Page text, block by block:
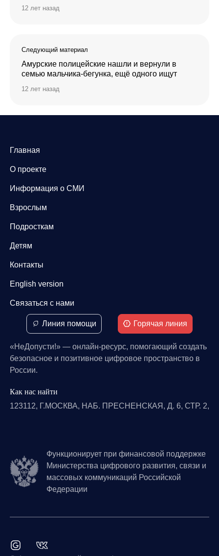
12 лет назад
Следующий материал
Амурские полицейские нашли и вернули в
семью мальчика-бегунка, ещё одного ищут
12 лет назад
Главная
О проекте
Информация о СМИ
Взрослым
Подросткам
Детям
Контакты
English version
Связаться с нами
Линия помощи Горячая линия
«НеДопусти!» — онлайн-ресурс, помогающий создать
безопасное и позитивное цифровое пространство в
России.
Как нас найти
123112, Г.МОСКВА, НАБ. ПРЕСНЕНСКАЯ, Д. 6, СТР. 2,
Функционирует при финансовой поддержке
Министерства цифрового развития, связи и
массовых коммуникаций Российской
Федерации